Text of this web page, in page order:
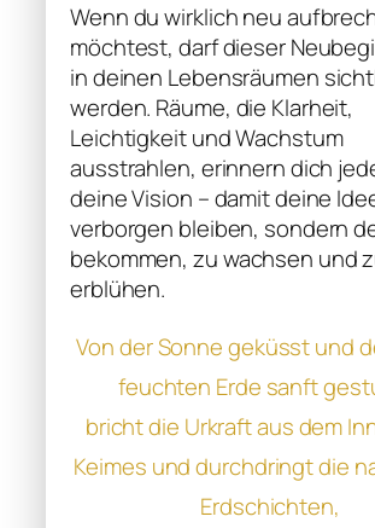
Wenn du wirklich neu
möchtest, darf dieser
in deinen Lebensräumen
werden. Räume, die Klarheit,
Leichtigkeit und Wachstum
ausstrahlen, erinnern dich
deine Vision – damit deine
verborgen bleiben, sondern
bekommen, zu wachsen und
erblühen.
Von der Sonne geküsst und
feuchten Erde sanft
bricht die Urkraft aus dem
Keimes und durchdringt die
Erdschichten,